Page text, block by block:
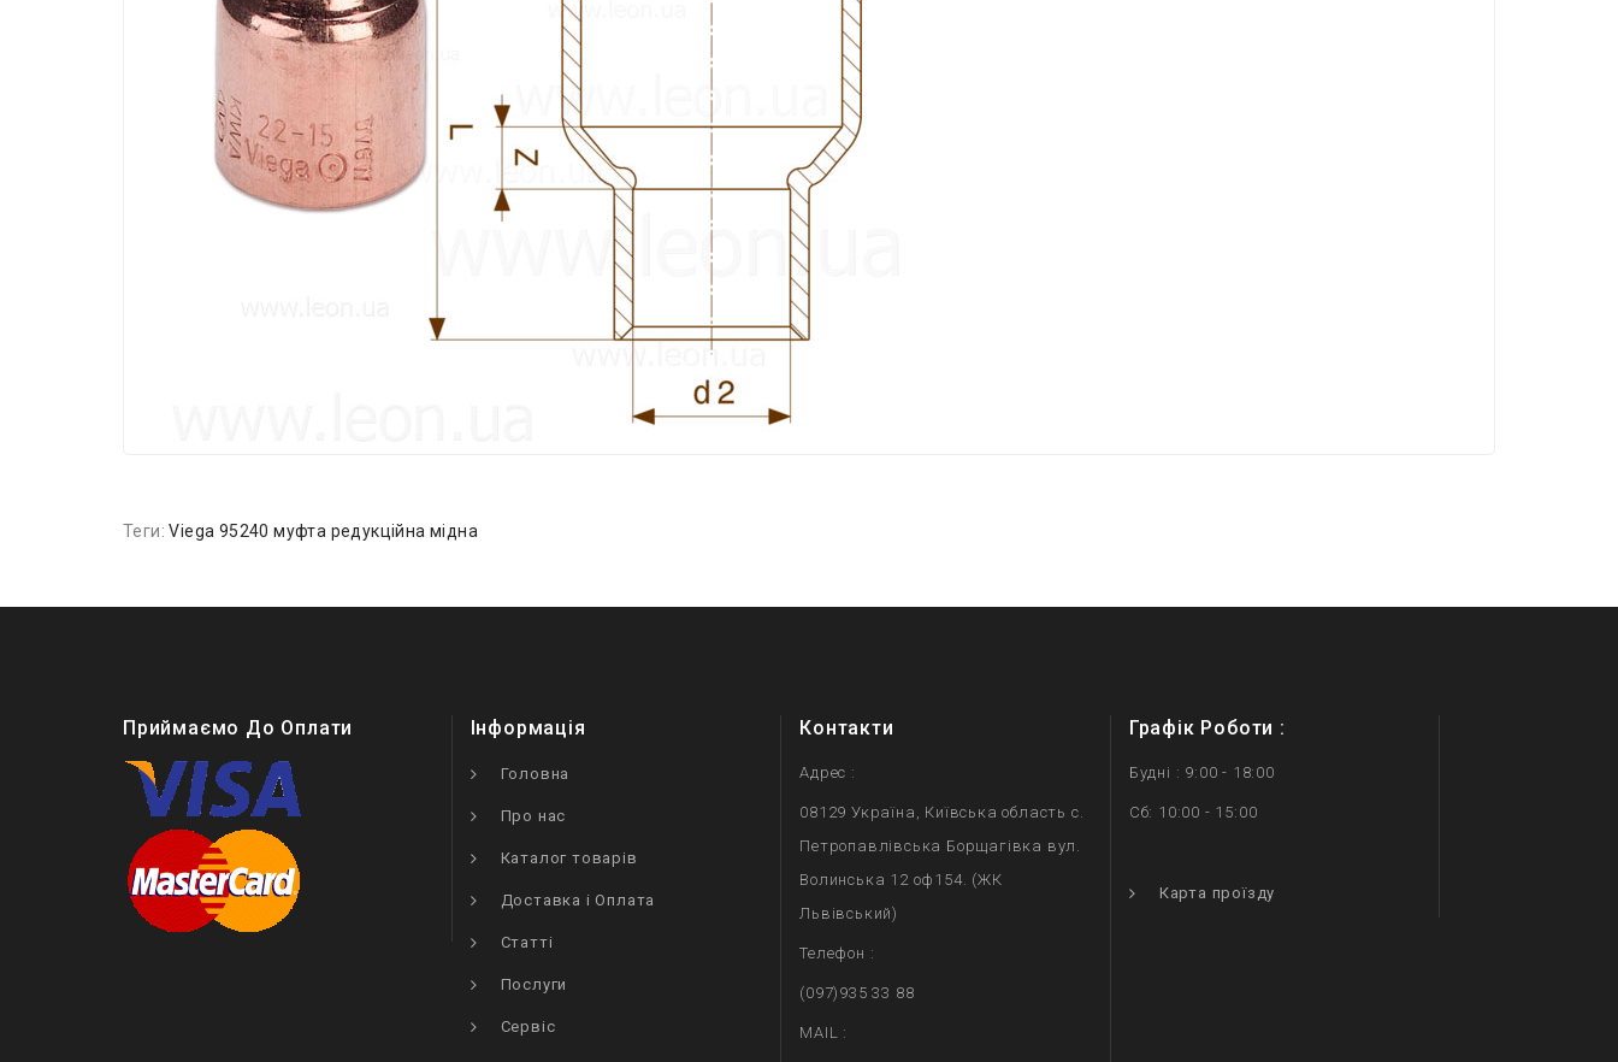
Теги:Viega 95240 муфта редукційна мідна
Приймаємо До Оплати Інформація
Головна
Про нас
Каталог товарів
Доставка і Оплата
Статті
Послуги
Сервіс
Контакти
Адрес :
08129 Україна, Київська область с.
Петропавлівська Борщагівка вул.
Волинська 12 оф154. (ЖК
Львівський)
Телефон :
(097)935 33 88
MAIL :
Графік Роботи :
Будні : 9:00 - 18:00
Сб: 10:00 - 15:00
Карта проїзду